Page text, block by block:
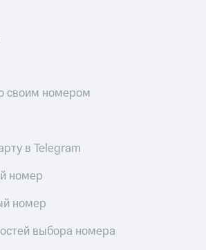
своим номером
в Telegram
номер
номер
выбора номера